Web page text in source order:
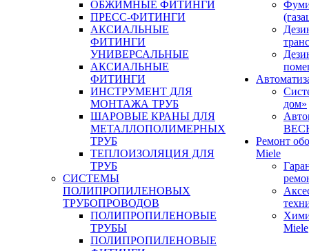
ОБЖИМНЫЕ ФИТИНГИ
ПРЕСС-ФИТИНГИ
АКСИАЛЬНЫЕ
ФИТИНГИ
УНИВЕРСАЛЬНЫЕ
АКСИАЛЬНЫЕ
ФИТИНГИ
ИНСТРУМЕНТ ДЛЯ
МОНТАЖА ТРУБ
ШАРОВЫЕ КРАНЫ ДЛЯ
МЕТАЛЛОПОЛИМЕРНЫХ
ТРУБ
ТЕПЛОИЗОЛЯЦИЯ ДЛЯ
ТРУБ
СИСТЕМЫ
ПОЛИПРОПИЛЕНОВЫХ
ТРУБОПРОВОДОВ
ПОЛИПРОПИЛЕНОВЫЕ
ТРУБЫ
ПОЛИПРОПИЛЕНОВЫЕ
дом»
Ремонт
Miele
Miele